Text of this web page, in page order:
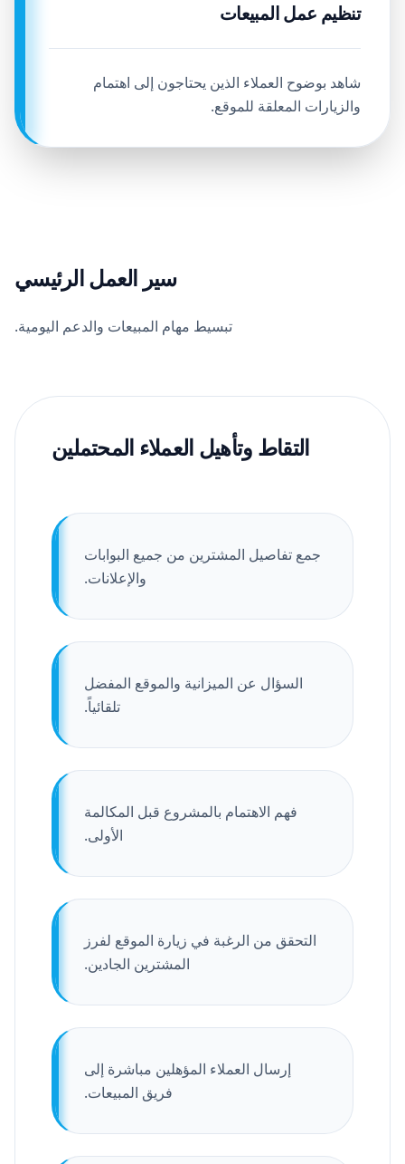
تنظيم عمل المبيعات
شاهد بوضوح العملاء الذين يحتاجون إلى اهتمام
والزيارات المعلقة للموقع.
سير العمل الرئيسي
تبسيط مهام المبيعات والدعم اليومية.
التقاط وتأهيل العملاء المحتملين
جمع تفاصيل المشترين من جميع البوابات
والإعلانات.
السؤال عن الميزانية والموقع المفضل
تلقائياً.
فهم الاهتمام بالمشروع قبل المكالمة
الأولى.
التحقق من الرغبة في زيارة الموقع لفرز
المشترين الجادين.
إرسال العملاء المؤهلين مباشرة إلى
فريق المبيعات.